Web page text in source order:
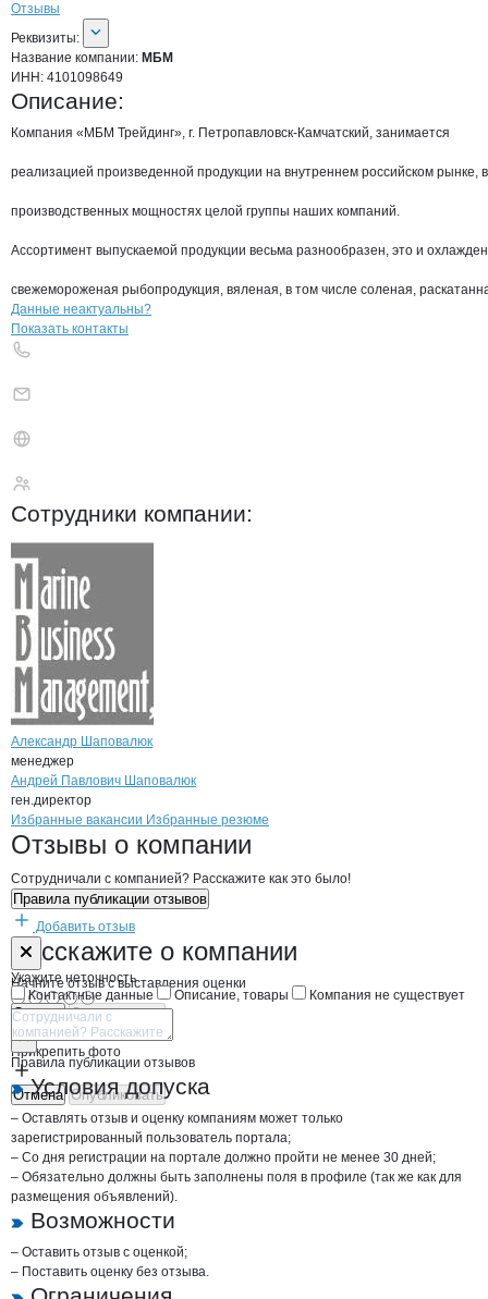
Отзывы
О компании
Реквизиты
Реквизиты:
Название компании: МБМ
ИНН: 4101098649
Описание:
Компания «МБМ Трейдинг», г. Петропавловск-Камчатский, занимается
реализацией произведенной продукции на внутреннем российском рынке,
производственных мощностях целой группы наших компаний.
Ассортимент выпускаемой продукции весьма разнообразен, это и
свежемороженая рыбопродукция, вяленая, в том числе соленая,
Контактыкомпании
+7(800)000-00-..
Данные неактуальны?
Показать контакты
Сотрудники компании:
Александр Шаповалюк
менеджер
Андрей Павлович Шаповалюк
ген.директор
Брендыкомпани МБМ
Вакансии вМБМ
Избранные вакансии Избранные резюме
Новости oМБМ, ООО
Отзывы о компании
Сотрудничали с компанией? Расскажите как это было!
Правила публикации отзывов
Добавить отзыв
Расскажите о компании
Начните отзыв с выставления оценки
Прикрепить фото
Отмена Опубликовать
Форма обратной связи о неточностях
Укажите неточность
Контактные данные
Описание, товары Компания не существует
Отмена Опубликовать
Правила публикации отзывов
Условия допуска
– Оставлять отзыв и оценку компаниям может только
зарегистрированный пользователь портала;
– Со дня регистрации на портале должно пройти не менее 30 дней;
– Обязательно должны быть заполнены поля в профиле (так же как для
размещения объявлений).
Возможности
– Оставить отзыв с оценкой;
– Поставить оценку без отзыва.